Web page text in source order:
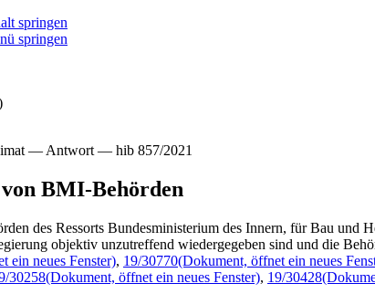
springen
springen
— Antwort — hib 857/2021
BMI-Behörden
des Ressorts Bundesministerium des Innern, für Bau
objektiv unzutreffend wiedergegeben sind und die
ein neues Fenster), 19/30770(Dokument, öffnet ein neues
30258(Dokument, öffnet ein neues Fenster), 19/30428